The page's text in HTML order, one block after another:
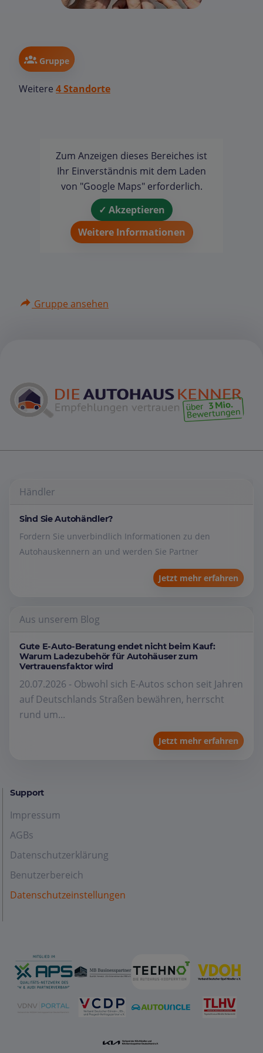
Gruppe
Weitere 4 Standorte
Zum Anzeigen dieses Bereiches ist
Ihr Einverständnis mit dem Laden
von "Google Maps" erforderlich.
✓ Akzeptieren
Weitere Informationen
Gruppe ansehen
Händler
Sind Sie Autohändler?
Fordern Sie unverbindlich Informationen zu den
Autohauskennern an und werden Sie Partner
Jetzt mehr erfahren
Aus unserem Blog
Gute E-Auto-Beratung endet nicht beim Kauf:
Warum Ladezubehör für Autohäuser zum
Vertrauensfaktor wird
20.07.2026 - Obwohl sich E-Autos schon seit Jahren
auf Deutschlands Straßen bewähren, herrscht
rund um...
Jetzt mehr erfahren
Support
Impressum
AGBs
Datenschutzerklärung
Benutzerbereich
Datenschutzeinstellungen